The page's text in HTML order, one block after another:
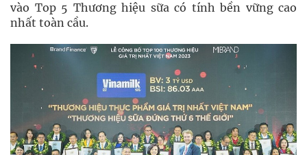
vào Top 5 Thương hiệu sữa có tính bền vững cao
nhất toàn cầu.